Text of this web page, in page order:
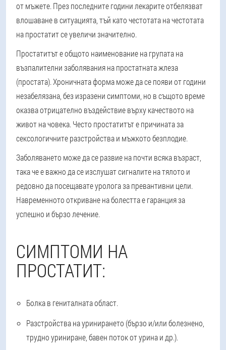
от мъжете. През последните години лекарите отбелязват
влошаване в ситуацията, тъй като честотата на честотата
на простатит се увеличи значително.
Простатитът е общото наименование на групата на
възпалителни заболявания на простатната жлеза
(простата). Хроничната форма може да се появи от години
незабелязана, без изразени симптоми, но в същото време
оказва отрицателно въздействие върху качеството на
живот на човека. Често простатитът е причината за
сексологичните разстройства и мъжкото безплодие.
Заболяването може да се развие на почти всяка възраст,
така че е важно да се изслушат сигналите на тялото и
редовно да посещавате уролога за превантивни цели.
Навременното откриване на болестта е гаранция за
успешно и бързо лечение.
СИМПТОМИ НА
ПРОСТАТИТ:
Болка в гениталната област.
Разстройства на уринирането (бързо и/или болезнено,
трудно уриниране, бавен поток от урина и др.).